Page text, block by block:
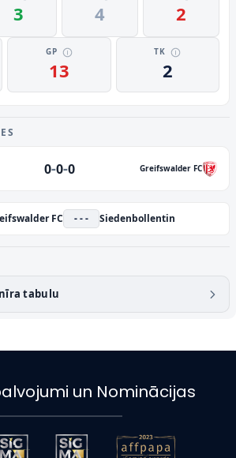
3 4 2
GP
13
TK
2
0-0-0 Greifswalder FC
FC - - - Siedenbollentin
tabulu
un Nominācijas